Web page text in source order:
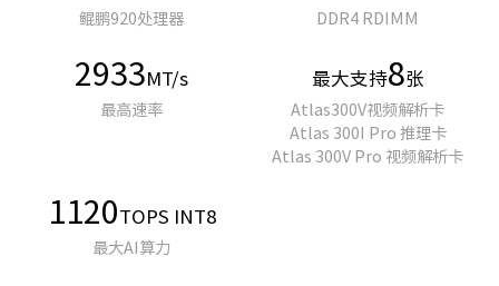
鲲鹏920处理器 DDR4 RDIMM
2933MT/s
最高速率
最大支持8张
Atlas300V视频解析卡
Atlas 300I Pro 推理卡
Atlas 300V Pro 视频解析卡
1120TOPS INT8
最大AI算力